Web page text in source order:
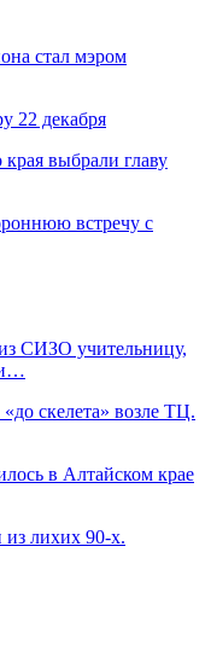
стал мэром
22 декабря
выбрали главу
встречу с
СИЗО учительницу,
скелета» возле ТЦ.
в Алтайском крае
из лихих 90-х.